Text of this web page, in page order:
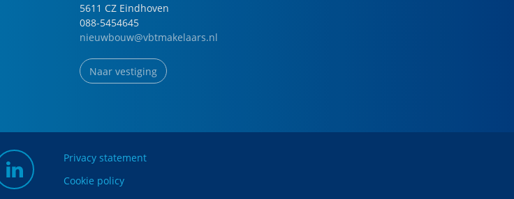
5611 CZ Eindhoven
088-5454645
nieuwbouw@vbtmakelaars.nl
Naar vestiging
Privacy statement
Cookie policy